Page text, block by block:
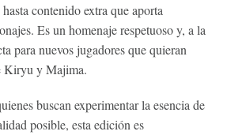
contenido extra que aporta
Es un homenaje respetuoso y, a la
para nuevos jugadores que quieran
Kiryu y Majima.
buscan experimentar la esencia de
posible, esta edición es